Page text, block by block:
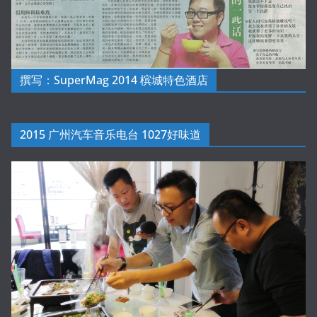
撰写：SuperMag 2014 槟城特色酒店
2015 广州汽车音乐电台 1027好味道